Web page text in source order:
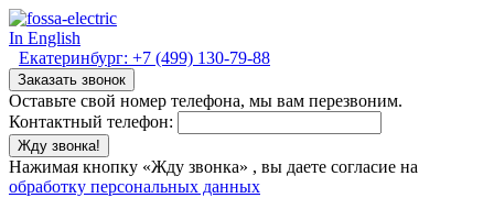
In English
Екатеринбург: +7 (499) 130-79-88
Заказать звонок
Оставьте свой номер телефона, мы вам перезвоним.
Контактный телефон:
Жду звонка!
Нажимая кнопку «Жду звонка» , вы даете согласие на
обработку персональных данных